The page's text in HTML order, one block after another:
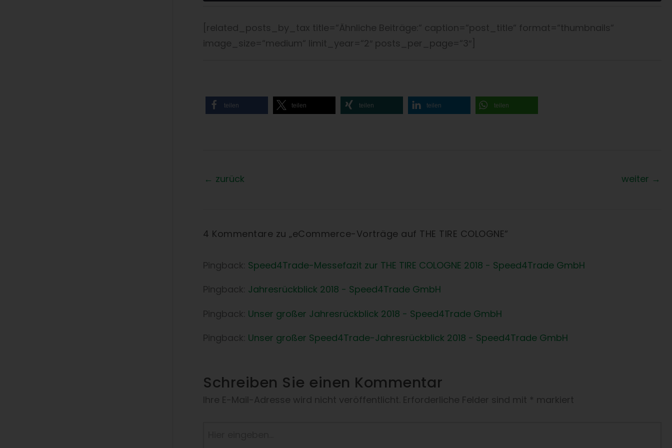
[related_posts_by_tax title=“Ähnliche Beiträge:“ caption=“post_title“ format=“thumbnails“
image_size=“medium“ limit_year=“2″ posts_per_page=“3″]
teilen teilen teilen teilen teilen
← zurück weiter →
4 Kommentare zu „eCommerce-Vorträge auf THE TIRE COLOGNE“
Pingback: Speed4Trade-Messefazit zur THE TIRE COLOGNE 2018 - Speed4Trade GmbH
Pingback: Jahresrückblick 2018 - Speed4Trade GmbH
Pingback: Unser großer Jahresrückblick 2018 - Speed4Trade GmbH
Pingback: Unser großer Speed4Trade-Jahresrückblick 2018 - Speed4Trade GmbH
Schreiben Sie einen Kommentar
Ihre E-Mail-Adresse wird nicht veröffentlicht. Erforderliche Felder sind mit * markiert